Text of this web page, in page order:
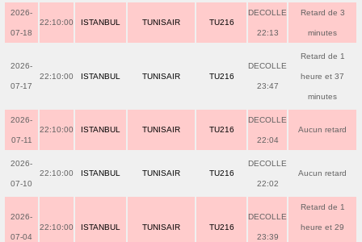
2026-
07-18
22:10:00 ISTANBUL TUNISAIR TU216
DECOLLE
22:13
Retard de 3
minutes
2026-
07-17
22:10:00 ISTANBUL TUNISAIR TU216
DECOLLE
23:47
Retard de 1
heure et 37
minutes
2026-
07-11
22:10:00 ISTANBUL TUNISAIR TU216
DECOLLE
22:04
Aucun retard
2026-
07-10
22:10:00 ISTANBUL TUNISAIR TU216
DECOLLE
22:02
Aucun retard
2026-
07-04
22:10:00 ISTANBUL TUNISAIR TU216
DECOLLE
23:39
Retard de 1
heure et 29